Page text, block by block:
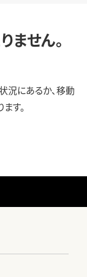
ません。
況にあるか、移動
す。